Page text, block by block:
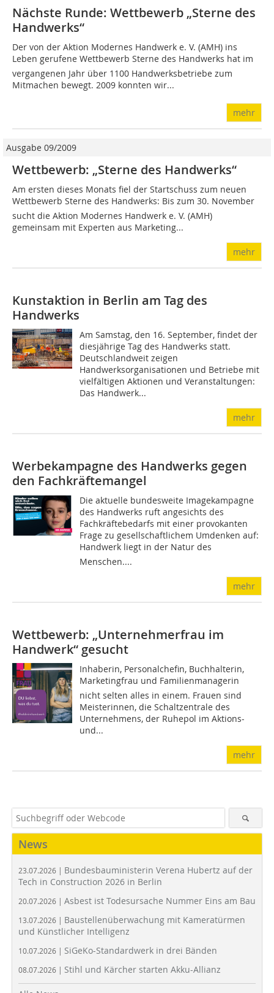
Nächste Runde: Wettbewerb „Sterne des
Handwerks“
Der von der Aktion Modernes Handwerk e. V. (AMH) ins
Leben gerufene Wettbewerb Sterne des Handwerks hat im
vergangenen Jahr über 1100 Handwerksbetriebe zum
Mitmachen bewegt. 2009 konnten wir...
mehr
Ausgabe 09/2009
Wettbewerb: „Sterne des Handwerks“
Am ersten dieses Monats fiel der Startschuss zum neuen
Wettbewerb Sterne des Handwerks: Bis zum 30. November
sucht die Aktion Modernes Handwerk e. V. (AMH)
gemeinsam mit Experten aus Marketing...
mehr
Kunstaktion in Berlin am Tag des
Handwerks
Am Samstag, den 16. September, findet der
diesjährige Tag des Handwerks statt.
Deutschlandweit zeigen
Handwerksorganisationen und Betriebe mit
vielfältigen Aktionen und Veranstaltungen:
Das Handwerk...
mehr
Werbekampagne des Handwerks gegen
den Fachkräftemangel
Die aktuelle bundesweite Imagekampagne
des Handwerks ruft angesichts des
Fachkräftebedarfs mit einer provokanten
Frage zu gesellschaftlichem Umdenken auf:
Handwerk liegt in der Natur des
Menschen....
mehr
Wettbewerb: „Unternehmerfrau im
Handwerk“ gesucht
Inhaberin, Personalchefin, Buchhalterin,
Marketingfrau und Familienmanagerin 
nicht selten alles in einem. Frauen sind
Meisterinnen, die Schaltzentrale des
Unternehmens, der Ruhepol im Aktions-
und...
mehr
News
23.07.2026 | Bundesbauministerin Verena Hubertz auf der
Tech in Construction 2026 in Berlin
20.07.2026 | Asbest ist Todesursache Nummer Eins am Bau
13.07.2026 | Baustellenüberwachung mit Kameratürmen
und Künstlicher Intelligenz
10.07.2026 | SiGeKo-Standardwerk in drei Bänden
08.07.2026 | Stihl und Kärcher starten Akku-Allianz